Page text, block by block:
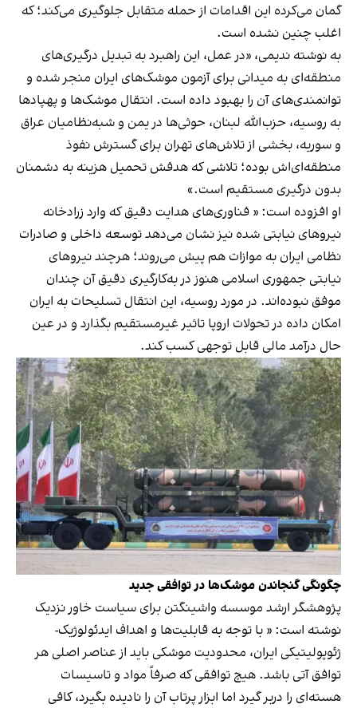
گمان می‌کرده این اقدامات از حمله متقابل جلوگیری می‌کند؛ که
اغلب چنین نشده است.
به نوشته ندیمی، «در عمل، این راهبرد به تبدیل درگیری‌های
منطقه‌ای به میدانی برای آزمون موشک‌های ایران منجر شده و
توانمندی‌های آن را بهبود داده است. انتقال موشک‌ها و پهپادها
به روسیه، حزب‌الله لبنان، حوثی‌ها در یمن و شبه‌نظامیان عراق
و سوریه، بخشی از تلاش‌های تهران برای گسترش نفوذ
منطقه‌ای‌اش بوده؛ تلاشی که هدفش تحمیل هزینه به دشمنان
بدون درگیری مستقیم است.»
او افزوده است: « فناوری‌های هدایت دقیق که وارد زرادخانه
نیروهای نیابتی شده نیز نشان می‌دهد توسعه داخلی و صادرات
نظامی ایران به موازات هم پیش می‌روند؛ هرچند نیروهای
نیابتی جمهوری اسلامی هنوز در به‌کارگیری دقیق آن چندان
موفق نبوده‌اند. در مورد روسیه، این انتقال تسلیحات به ایران
امکان داده در تحولات اروپا تاثیر غیرمستقیم بگذارد و در عین
حال درآمد مالی قابل توجهی کسب کند.
چگونگی گنجاندن موشک‌ها در توافقی جدید
پژوهشگر ارشد موسسه واشینگتن برای سیاست خاور نزدیک
نوشته است: « با توجه به قابلیت‌ها و اهداف ایدئولوژیک-
ژئوپولیتیکی ایران، محدودیت موشکی باید از عناصر اصلی هر
توافق آتی باشد. هیچ توافقی که صرفاً مواد و تاسیسات
هسته‌ای را دربر گیرد اما ابزار پرتاب آن را نادیده بگیرد، کافی